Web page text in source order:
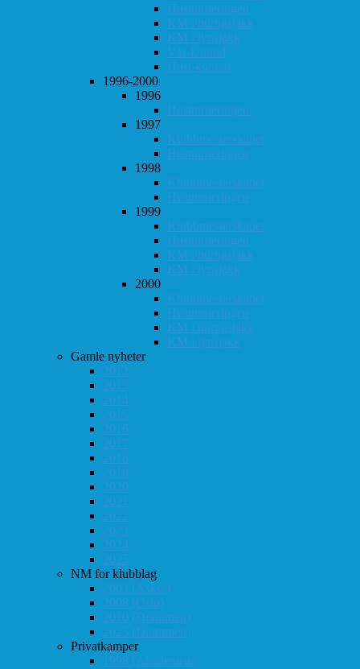
Høstturneringen
KM i hurtigsjakk
KM i lynsjakk
Vår-konrad
Høst-konrad
1996-2000
1996
Høstturneringen
1997
Klubbmesterskapet
Høstturneringen
1998
Klubbmesterskapet
Høstturneringen
1999
Klubbmesterskapet
Høstturneringen
KM i hurtigsjakk
KM i lynsjakk
2000
Klubbmesterskapet
Høstturneringen
KM i hurtigsjakk
KM i lynsjakk
Gamle nyheter
2012
2013
2014
2015
2016
2017
2018
2019
2020
2021
2022
2023
2024
2025
NM for klubblag
2003 (Asker)
2008 (Oslo)
2010 (Drammen)
2025 (Drammen)
Privatkamper
1998 (Akademisk)